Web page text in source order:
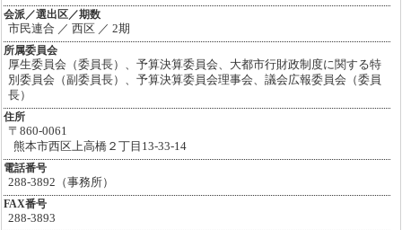
会派／選出区／期数
市民連合 ／ 西区 ／ 2期
所属委員会
厚生委員会（委員長）、予算決算委員会、大都市行財政制度に関する特
別委員会（副委員長）、予算決算委員会理事会、議会広報委員会（委員
長）
住所
〒860-0061
熊本市西区上高橋２丁目13-33-14
電話番号
288-3892（事務所）
FAX番号
288-3893